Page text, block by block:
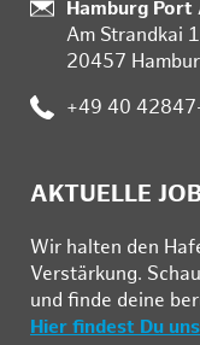
Standort:
Hamburg
Am Strandkai 1
20457
Telefon:
+49 40
AKTUELLE
Wir hal­ten den
Ver­stär­kung.
und fin­de deine
Hier findest Du